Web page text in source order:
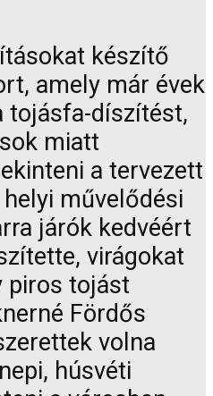
készítő
amely már évek
tojásfa-díszítést,
miatt
a tervezett
művelődési
járók kedvéért
virágokat
piros tojást
Fördős
volna
húsvéti